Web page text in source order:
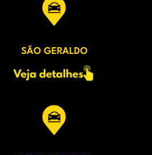
SÃO GERALDO